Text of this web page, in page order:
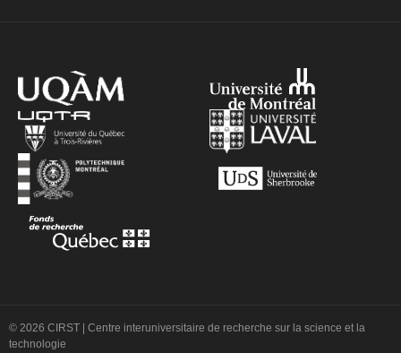
© 2026 CIRST | Centre interuniversitaire de recherche sur la science et la
technologie